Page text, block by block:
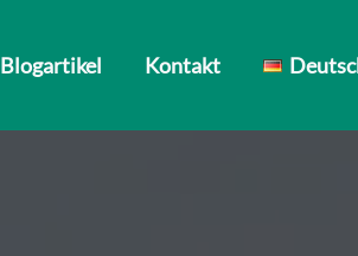
Blogartikel Kontakt